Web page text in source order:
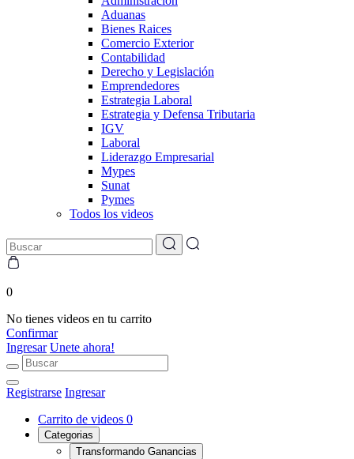
Aduanas
Bienes Raices
Comercio Exterior
Contabilidad
Derecho y Legislación
Emprendedores
Estrategia Laboral
Estrategia y Defensa Tributaria
IGV
Laboral
Liderazgo Empresarial
Mypes
Sunat
Pymes
Todos los videos
0
No tienes videos en tu carrito
Confirmar
Ingresar Unete ahora!
Registrarse Ingresar
Carrito de videos 0
Categorias
Transformando Ganancias